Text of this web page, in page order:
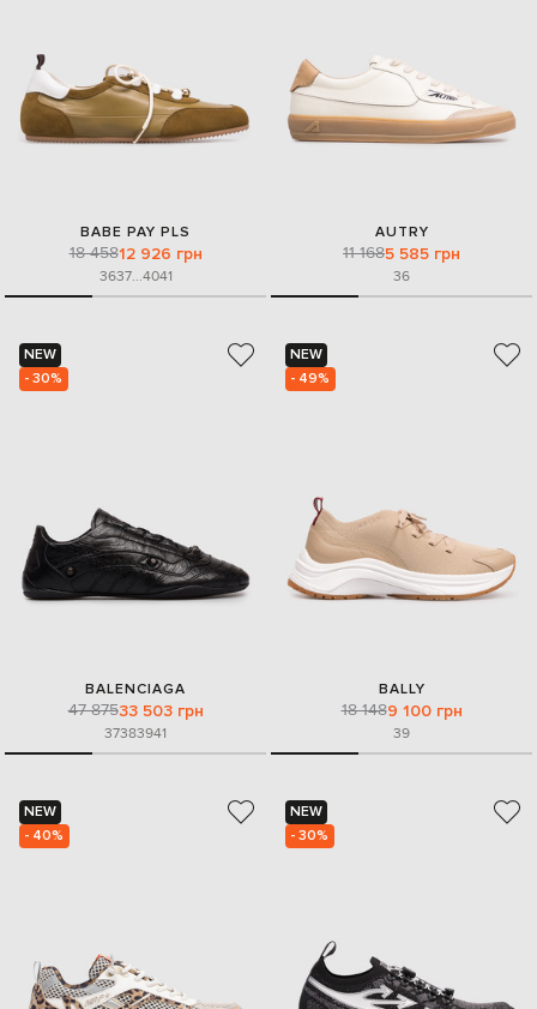
BABE PAY PLS
18 45812 926 грн
3637...4041
AUTRY
11 1685 585 грн
36
NEW
- 30%
BALENCIAGA
47 87533 503 грн
37383941
NEW
- 49%
BALLY
18 1489 100 грн
39
NEW
- 40%
NEW
- 30%